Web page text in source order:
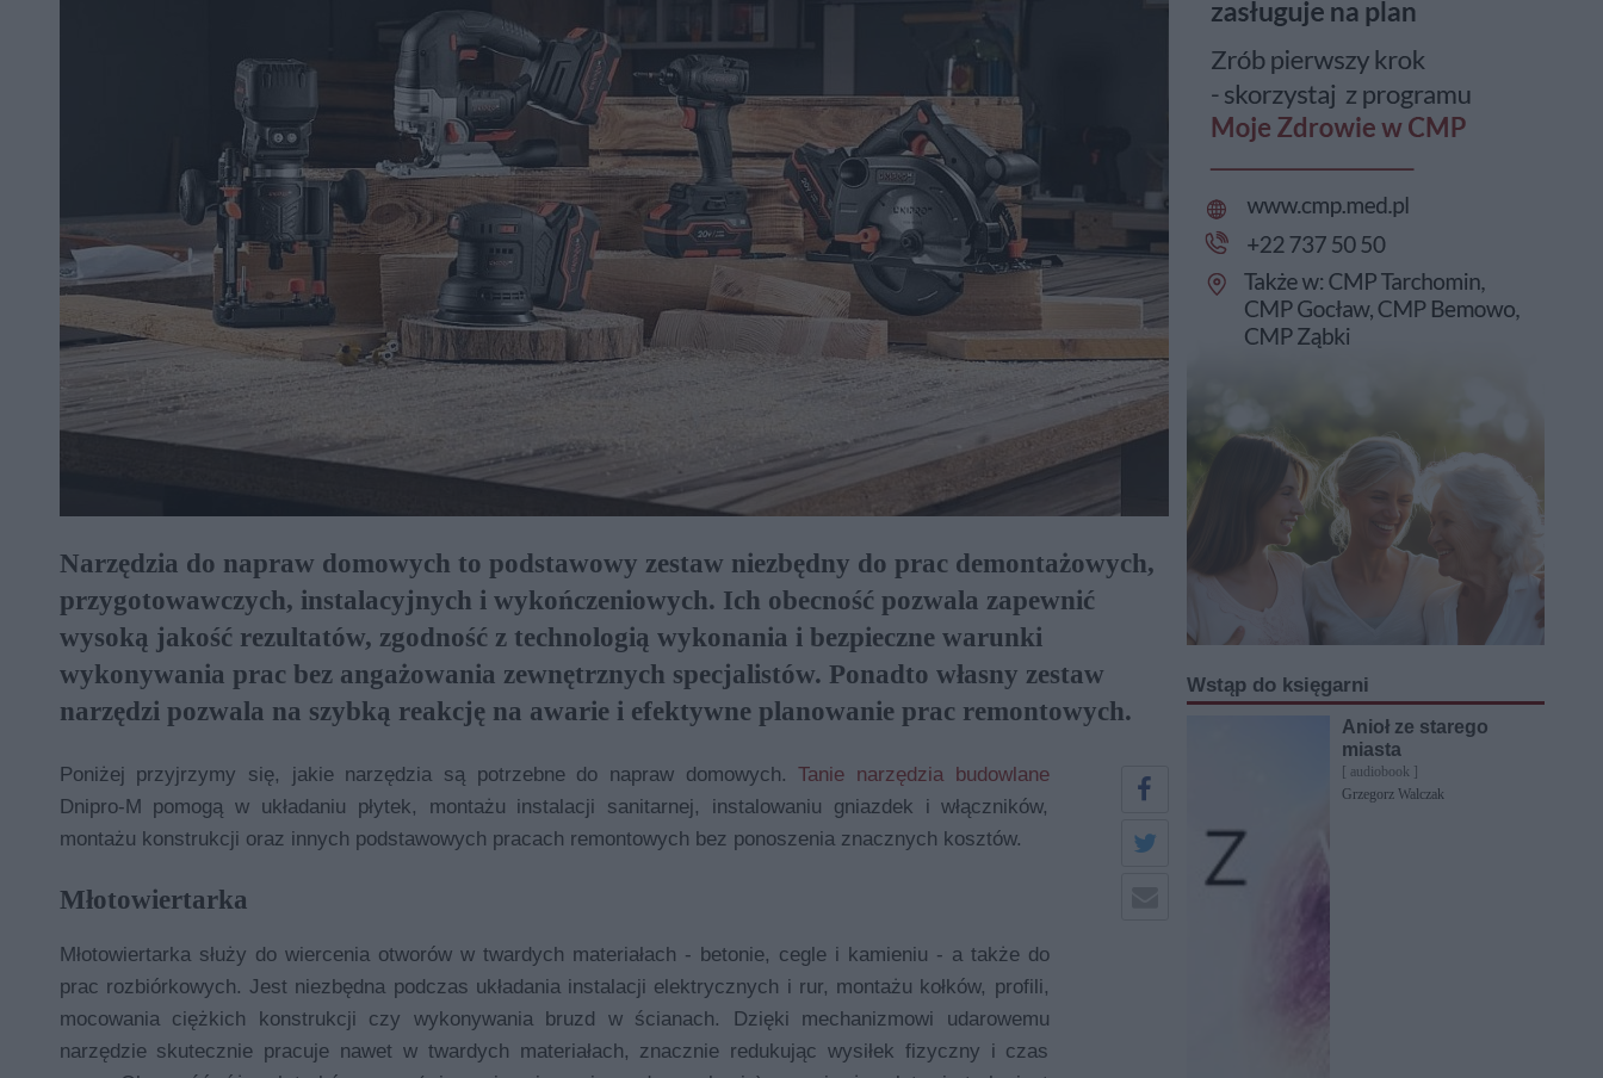
Narzędzia do napraw domowych to podstawowy zestaw niezbędny do prac demontażowych,
przygotowawczych, instalacyjnych i wykończeniowych. Ich obecność pozwala zapewnić
wysoką jakość rezultatów, zgodność z technologią wykonania i bezpieczne warunki
wykonywania prac bez angażowania zewnętrznych specjalistów. Ponadto własny zestaw
narzędzi pozwala na szybką reakcję na awarie i efektywne planowanie prac remontowych.
Poniżej przyjrzymy się, jakie narzędzia są potrzebne do napraw domowych.Tanie narzędzia budowlane
Dnipro-M pomogą w układaniu płytek, montażu instalacji sanitarnej, instalowaniu gniazdek i włączników,
montażu konstrukcji oraz innych podstawowych pracach remontowych bez ponoszenia znacznych kosztów.
Młotowiertarka
Młotowiertarka służy do wiercenia otworów w twardych materiałach - betonie, cegle i kamieniu - a także do
prac rozbiórkowych. Jest niezbędna podczas układania instalacji elektrycznych i rur, montażu kołków, profili,
mocowania ciężkich konstrukcji czy wykonywania bruzd w ścianach. Dzięki mechanizmowi udarowemu
narzędzie skutecznie pracuje nawet w twardych materiałach, znacznie redukując wysiłek fizyczny i czas
Wstąp do księgarni
Anioł ze starego
miasta
[ audiobook ]
Grzegorz Walczak